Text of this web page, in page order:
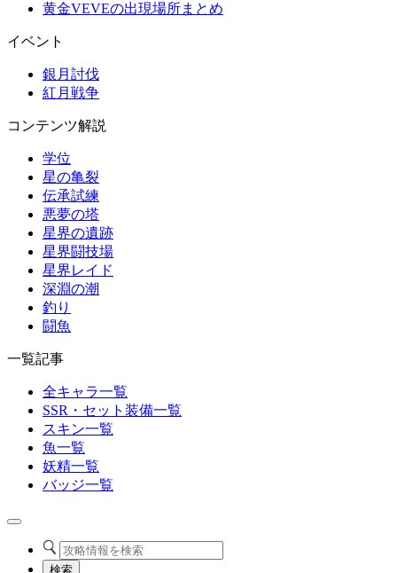
黄金VEVEの出現場所まとめ
イベント
銀月討伐
紅月戦争
コンテンツ解説
学位
星の亀裂
伝承試練
悪夢の塔
星界の遺跡
星界闘技場
星界レイド
深淵の潮
釣り
闘魚
一覧記事
全キャラ一覧
SSR・セット装備一覧
スキン一覧
魚一覧
妖精一覧
バッジ一覧
検索